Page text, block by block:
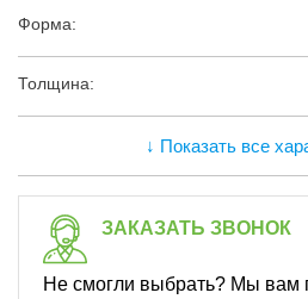
Форма:
Толщина:
↓ Показать все
ЗАКАЗАТЬ ЗВОНОК
Не смогли выбрать? Мы вам